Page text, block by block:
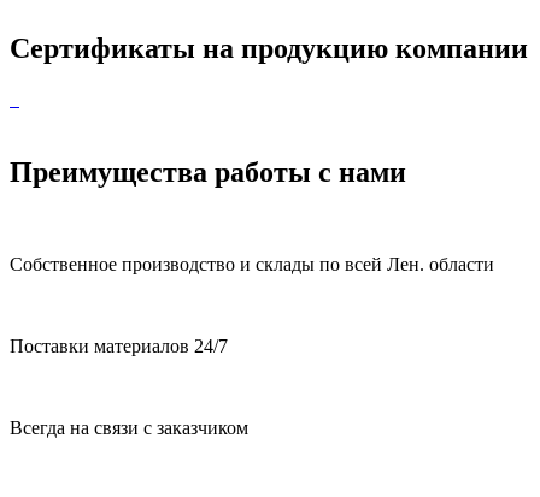
Сертификаты на продукцию компании
Преимущества работы с нами
Собственное производство и склады по всей Лен. области
Поставки материалов 24/7
Всегда на связи с заказчиком